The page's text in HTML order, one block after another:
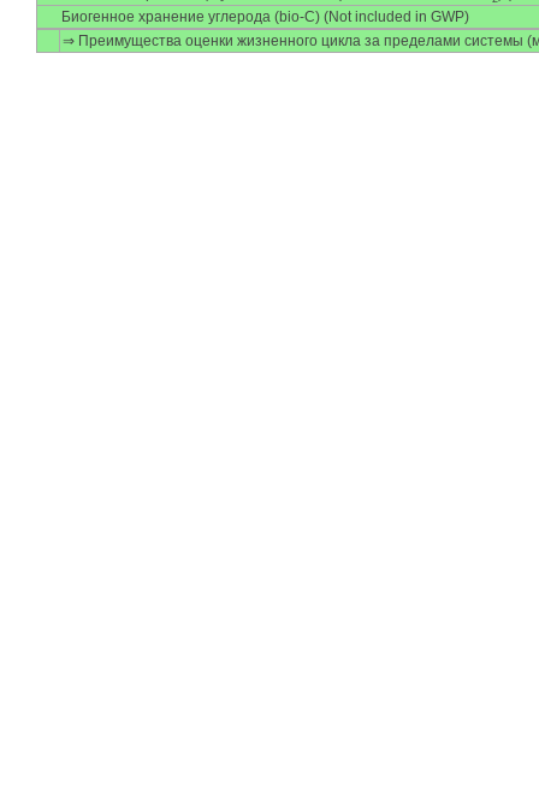
Биогенное хранение углерода (bio-C) (Not included in GWP)
⇒ Преимущества оценки жизненного цикла за пределами системы